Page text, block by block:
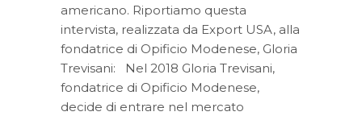
americano. Riportiamo questa
intervista, realizzata da Export USA, alla
fondatrice di Opificio Modenese, Gloria
Trevisani: Nel 2018 Gloria Trevisani,
fondatrice di Opificio Modenese,
decide di entrare nel mercato